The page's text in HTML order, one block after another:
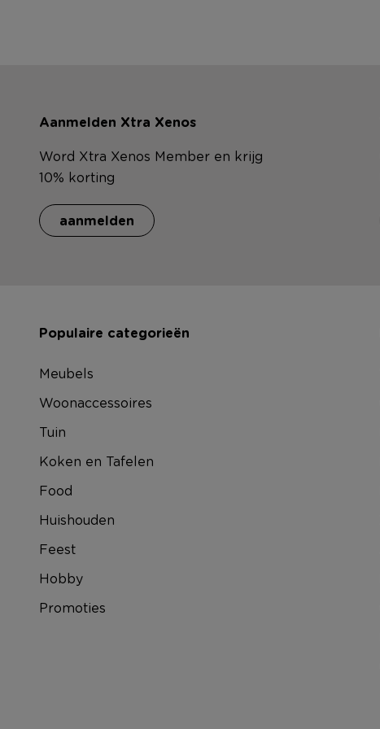
Aanmelden Xtra Xenos
Word Xtra Xenos Member en krijg
10% korting
aanmelden
Populaire categorieën
Meubels
Woonaccessoires
Tuin
Koken en Tafelen
Food
Huishouden
Feest
Hobby
Promoties